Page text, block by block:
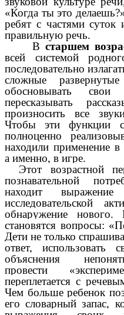
«Когда ты это
ребят с частями суток
правильную речь.
Встаршем
всей системой
последовательно
сложные
обосновывать свои
пересказывать
произносить все
Чтобы эти функции
полноценно
находили применение в
а именно, в игре.
Этот возрастной
познавательной
находит
исследовательской
обнаружение нового.
становятся вопросы:
Дети не только
ответ, использовать
объяснения
провести
переплетается с
Чем больше ребенок
его словарный запас,